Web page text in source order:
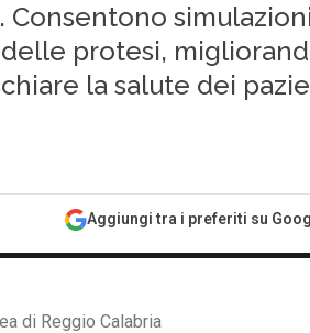
Consentono
protesi,
la salute dei
Aggiungi tra i preferiti su
di Reggio Calabria